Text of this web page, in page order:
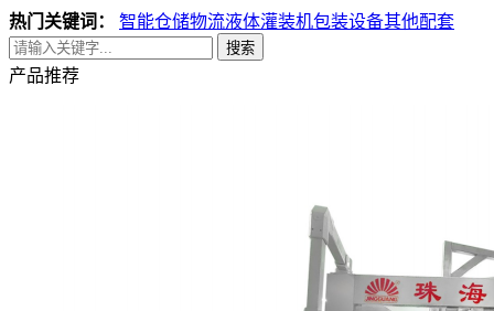
热门关键词： 智能仓储物流液体灌装机包装设备其他配套
搜索
产品推荐